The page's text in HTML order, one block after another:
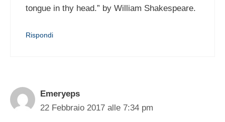
tongue in thy head.” by William Shakespeare.
Rispondi
Emeryeps
22 Febbraio 2017 alle 7:34 pm